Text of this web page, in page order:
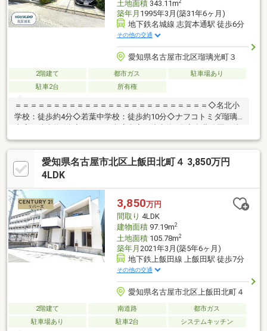
土地面積343.11m2
築年月 1995年3月(築31年6ヶ月)
地下鉄名城線 志賀本通駅 徒歩6分
その他の交通
愛知県名古屋市北区瑠璃光町３
2階建て 都市ガス
駐車場あり
駐車2台
所有権
＝＝＝＝＝＝＝＝＝＝＝＝＝＝＝＝＝＝＝＝＝＝＝＝＝◇名北小
学校：徒歩約4分◇若葉中学校：徒歩約10分◇ナフコトミダ瑠璃
歩約3分◆ルーフバルコニー付きの開放感ある住空間◆WIC・納戸
を備えた収納豊富な間取り◆小中学校・スーパー徒歩10分圏内の
便利な立地＝＝＝＝＝＝＝＝＝＝＝＝＝＝＝＝＝＝＝＝＝＝＝＝
＝＼見るだけ聞くだけOK／資金効率が良くなるローンの組み方教
で気になる物件もご相談ください。
愛知県名古屋市北区上飯田北町４ 3,850万円
4LDK
3,850万円
間取り 4LDK
建物面積97.19m2
土地面積105.78m2
築年月 2021年3月(築5年6ヶ月)
地下鉄上飯田線 上飯田駅 徒歩7分
その他の交通
愛知県名古屋市北区上飯田北町４
2階建て 南道路
都市ガス
駐車場あり
駐車2台 システムキッチン